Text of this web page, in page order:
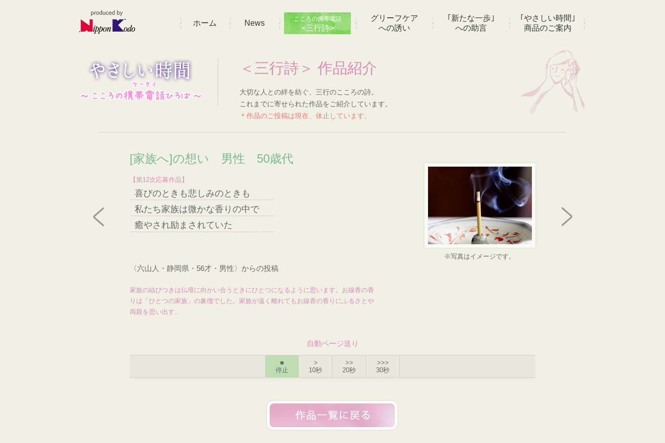
ホーム News こころの携帯電話
<三行詩>
グリーフケア
への誘い
｢新たな一歩｣
への助言
｢やさしい時間｣
商品のご案内
＜三行詩＞ 作品紹介
大切な人との絆を紡ぐ、三行のこころの詩。
これまでに寄せられた作品をご紹介しています。
＊作品のご投稿は現在、休止しています。
[家族へ]の想い 男性 50歳代
【第12次応募作品】
喜びのときも悲しみのときも
私たち家族は微かな香りの中で
癒やされ励まされていた
※写真はイメージです。
〈六山人・静岡県・56才・男性〉からの投稿
家族の結びつきは仏壇に向かい合うときにひとつになるように思います。お線香の香
りは「ひとつの家族」の象徴でした。家族が遠く離れてもお線香の香りにふるさとや
両親を思い出す。
自動ページ送り
■
停止
>
10秒
>>
20秒
>>>
30秒